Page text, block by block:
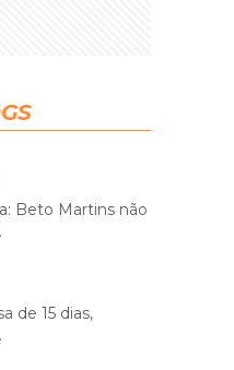
Beto Martins não
de 15 dias,